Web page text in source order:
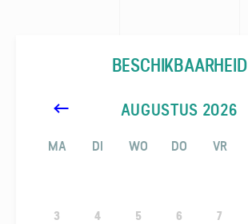
BESCHIKBAARHEID
AUGUSTUS 2026
MA DI WO DO VR
3 4 5 6 7